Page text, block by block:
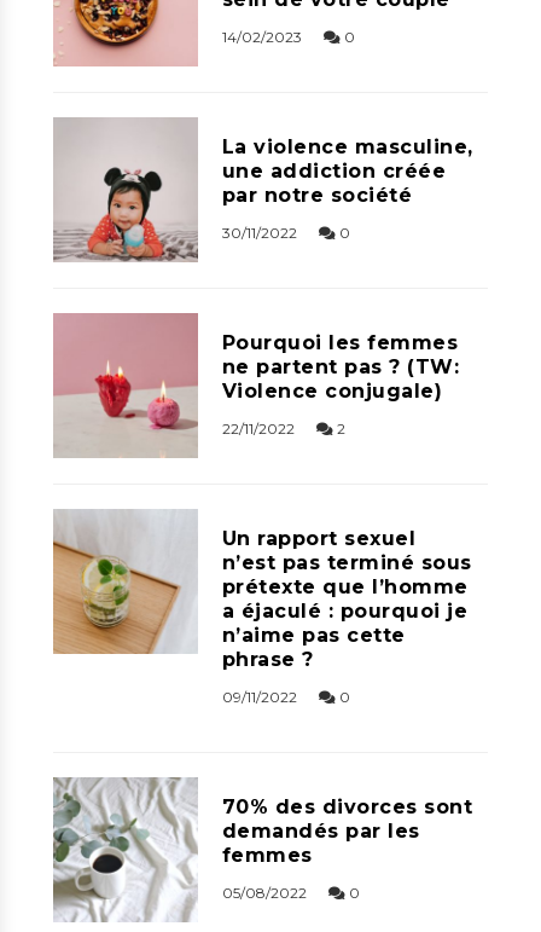
14/02/2023 0
La violence masculine,
une addiction créée
par notre société
30/11/2022 0
Pourquoi les femmes
ne partent pas ? (TW:
Violence conjugale)
22/11/2022 2
Un rapport sexuel
n’est pas terminé sous
prétexte que l’homme
a éjaculé : pourquoi je
n’aime pas cette
phrase ?
09/11/2022 0
70% des divorces sont
demandés par les
femmes
05/08/2022 0